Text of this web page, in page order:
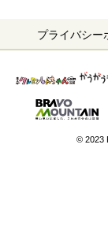
プライバシー
© 2023